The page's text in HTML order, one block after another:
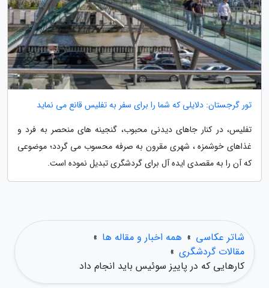
تور گرجستان: دلایلی که شما را برای سفر به تفلیس قانع می نماید
تفلیس، در کنار جاهای دیدنی محبوب، گنجینه های منحصر به فرد و
غذاهای خوشمزه ، شهری مقرون به صرفه محسوب می گردد؛ موضوعی
که آن را به مقصدی ایده آل برای گردشگری تبدیل نموده است.
شاتر عکاسی » همه اخبار و مقاله ها »
مقالات گردشگری »
کارهایی که در پاییز سوئیس باید انجام داد